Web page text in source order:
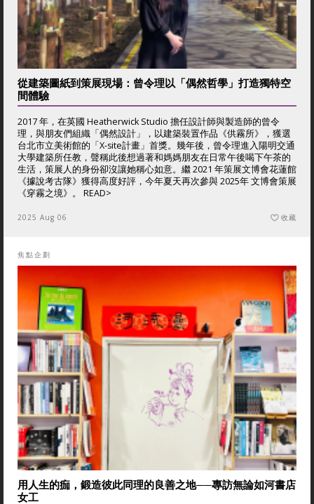
從建築圖紙到策展現場：曾令理以「偶然哲學」打造獨特空
間體驗
2017 年，在英國 Heatherwick Studio 擔任設計師與製造師的曾令
理，與朋友們組織「偶然設計」，以建築裝置作品《供霧所》，獲選
台北市立美術館的「X-site計畫」首獎。幾年後，曾令理進入陽明交通
大學建築所任教，聲稱此後想過著和媽媽朋友在日常午後喝下午茶的
生活，策展人的身份卻沒讓她稱心如意。繼 2021 年策展文博會花蓮館
《據說考古隊》獲得高度好評，今年夏天再次參與 2025年 文博會策展
《穿霧之境》。 READ>
2025 Aug 06 收藏
焦點企劃
用人生的痂，鍛造彼此同理的良善之地──專訪無論如河書店
女工